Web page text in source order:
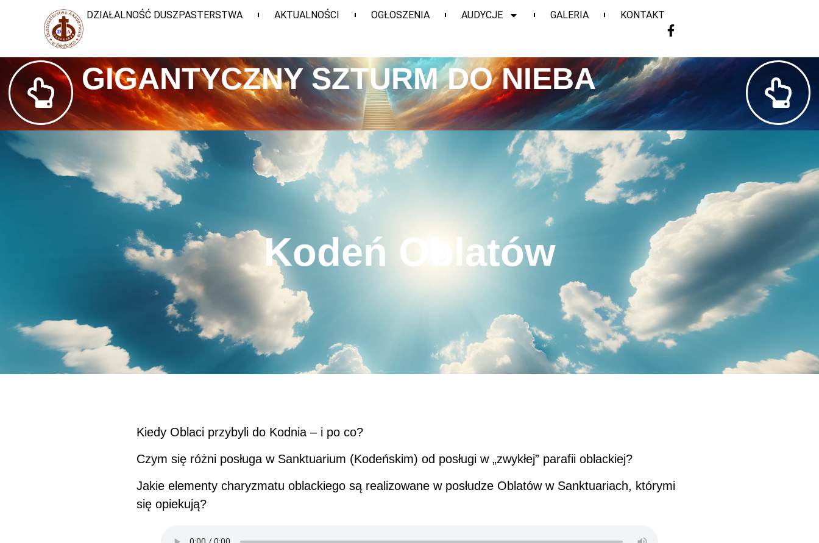
DZIAŁALNOŚĆ DUSZPASTERSTWA AKTUALNOŚCI OGŁOSZENIA AUDYCJE GALERIA KONTAKT
GIGANTYCZNY SZTURM DO NIEBA
Kodeń Oblatów
Kiedy Oblaci przybyli do Kodnia – i po co?
Czym się różni posługa w Sanktuarium (Kodeńskim) od posługi w „zwykłej” parafii oblackiej?
Jakie elementy charyzmatu oblackiego są realizowane w posłudze Oblatów w Sanktuariach, którymi
się opiekują?